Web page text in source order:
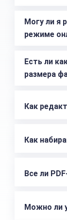
Могу ли я
режиме
Есть ли
размера
Как
Как
Все ли
Можно ли